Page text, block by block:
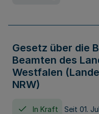
Gesetz über die
Beamten des
Westfalen
NRW)
In Kraft Seit 01.